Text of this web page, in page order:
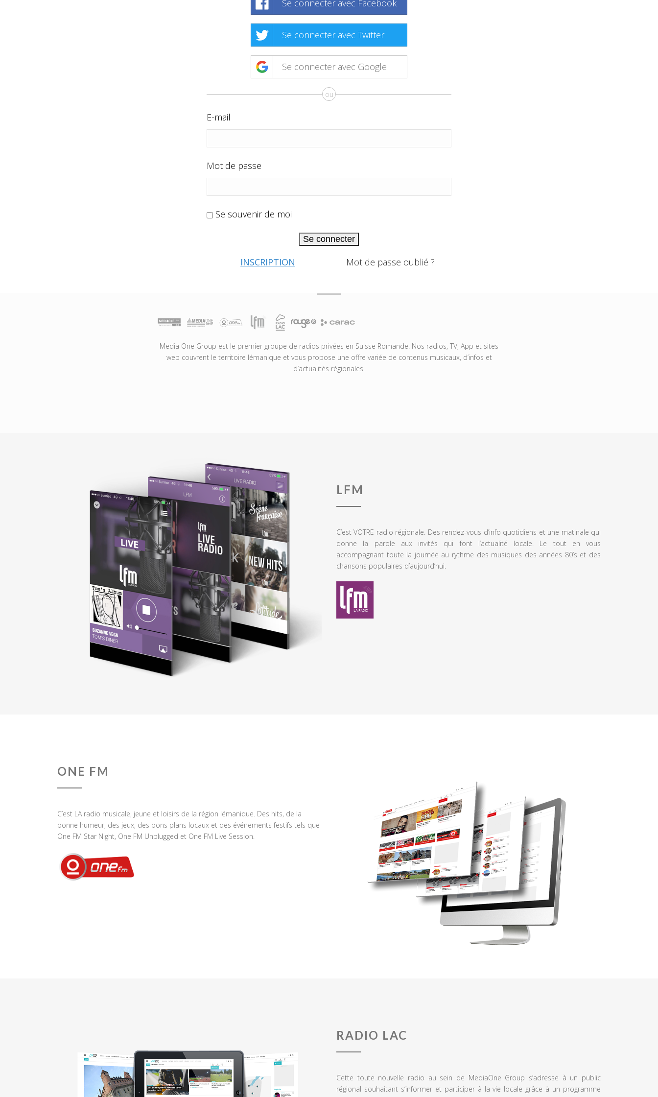
Se connecter avec Facebook
Se connecter avec Twitter
Se connecter avec Google
ou
E-mail
Mot de passe
Se souvenir de moi
Se connecter
INSCRIPTION Mot de passe oublié ?
Media One Group est le premier groupe de radios privées en Suisse Romande. Nos radios, TV, App et sites
web couvrent le territoire lémanique et vous propose une offre variée de contenus musicaux, d’infos et
d’actualités régionales.
LFM
C’est VOTRE radio régionale. Des rendez-vous d’info quotidiens et une matinale qui
donne la parole aux invités qui font l’actualité locale. Le tout en vous
accompagnant toute la journée au rythme des musiques des années 80’s et des
chansons populaires d’aujourd’hui.
ONE FM
C’est LA radio musicale, jeune et loisirs de la région lémanique. Des hits, de la
bonne humeur, des jeux, des bons plans locaux et des événements festifs tels que
One FM Star Night, One FM Unplugged et One FM Live Session.
RADIO LAC
Cette toute nouvelle radio au sein de MediaOne Group s’adresse à un public
régional souhaitant s’informer et participer à la vie locale grâce à un programme